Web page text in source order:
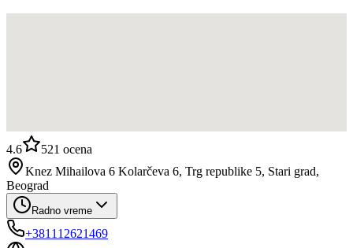
4.6 521 ocena
Knez Mihailova 6 Kolarčeva 6, Trg republike 5, Stari grad,
Beograd
Radno vreme
+381112621469